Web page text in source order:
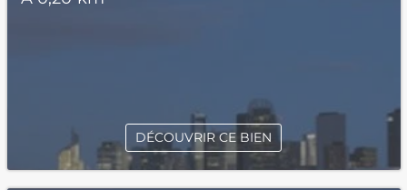
DÉCOUVRIR CE BIEN